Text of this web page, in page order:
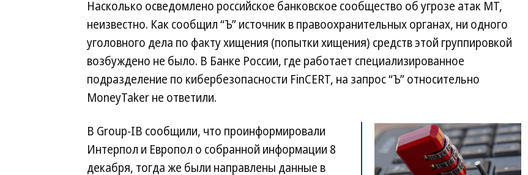
Насколько осведомлено российское банковское сообщество об угрозе атак МТ,
неизвестно. Как сообщил “Ъ” источник в правоохранительных органах, ни одного
уголовного дела по факту хищения (попытки хищения) средств этой группировкой
возбуждено не было. В Банке России, где работает специализированное
подразделение по кибербезопасности FinCERT, на запрос “Ъ” относительно
MoneyTaker не ответили.
В Group-IB сообщили, что проинформировали
Интерпол и Европол о собранной информации 8
декабря, тогда же были направлены данные в